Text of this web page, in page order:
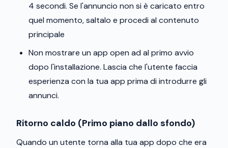
4 secondi. Se l'annuncio non si è caricato entro
quel momento, saltalo e procedi al contenuto
principale
Non mostrare un app open ad al primo avvio
dopo l'installazione. Lascia che l'utente faccia
esperienza con la tua app prima di introdurre gli
annunci.
Ritorno caldo (Primo piano dallo sfondo)
Quando un utente torna alla tua app dopo che era